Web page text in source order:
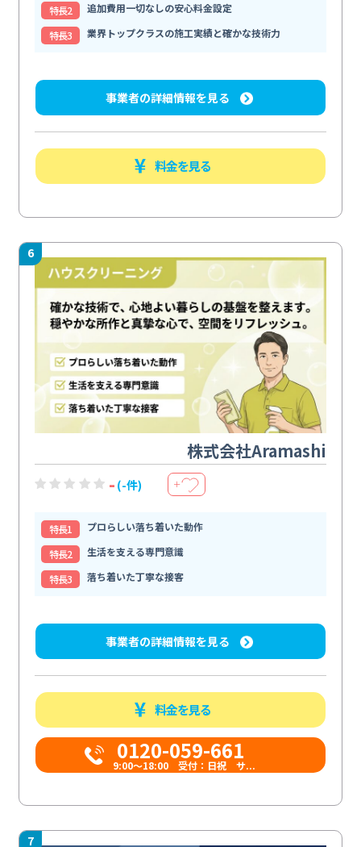
特⻑2
追加費用一切なしの安心料金設定
特⻑3
業界トップクラスの施工実績と確かな技術力
事業者の詳細情報を見る
料金を見る
6
株式会社Aramashi
- (-件) ＋
特⻑1
プロらしい落ち着いた動作
特⻑2
生活を支える専門意識
特⻑3
落ち着いた丁寧な接客
事業者の詳細情報を見る
料金を見る
0120-059-661
9:00〜18:00 受付：日祝 サ...
7